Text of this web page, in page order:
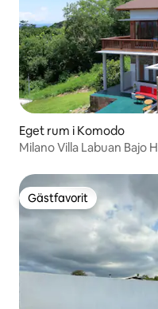
Eget rum i Komodo
Gästfavorit
Gästfavorit